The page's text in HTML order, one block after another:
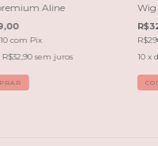
Aline
com Pix
R$32,90 sem juros
10 x